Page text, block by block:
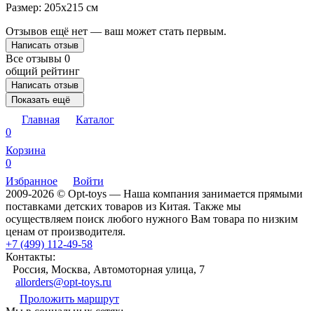
Размер: 205x215 см
Отзывов ещё нет — ваш может стать первым.
Написать отзыв
Все отзывы 0
общий рейтинг
Написать отзыв
Показать ещё
Главная
Каталог
0
Корзина
0
Избранное
Войти
2009-2026 © Opt-toys — Наша компания занимается прямыми
поставками детских товаров из Китая. Также мы
осуществляем поиск любого нужного Вам товара по низким
ценам от производителя.
+7 (499) 112-49-58
Контакты:
Россия, Москва, Автомоторная улица, 7
allorders@opt-toys.ru
Проложить маршрут